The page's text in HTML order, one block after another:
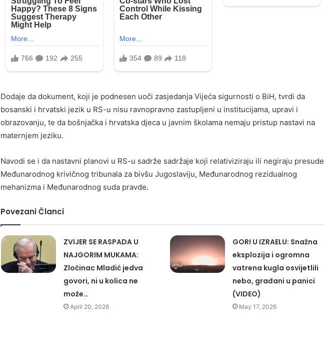
Dodaje da dokument, koji je podnesen uoči zasjedanja Vijeća sigurnosti o BiH, tvrdi da
bosanski i hrvatski jezik u RS-u nisu ravnopravno zastupljeni u institucijama, upravi i
obrazovanju, te da bošnjačka i hrvatska djeca u javnim školama nemaju pristup nastavi na
maternjem jeziku.
Navodi se i da nastavni planovi u RS-u sadrže sadržaje koji relativiziraju ili negiraju presude
Međunarodnog krivičnog tribunala za bivšu Jugoslaviju, Međunarodnog rezidualnog
mehanizma i Međunarodnog suda pravde.
Povezani Članci
ZVIJER SE RASPADA U
NAJGORIM MUKAMA:
Zločinac Mladić jedva
govori, ni u kolica ne
može…
April 20, 2026
GORI U IZRAELU: Snažna
eksplozija i ogromna
vatrena kugla osvijetlili
nebo, građani u panici
(VIDEO)
May 17, 2026